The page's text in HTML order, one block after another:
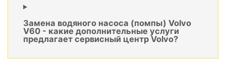
Замена водяного насоса (помпы) Volvo
V60 - какие дополнительные услуги
предлагает сервисный центр Volvo?